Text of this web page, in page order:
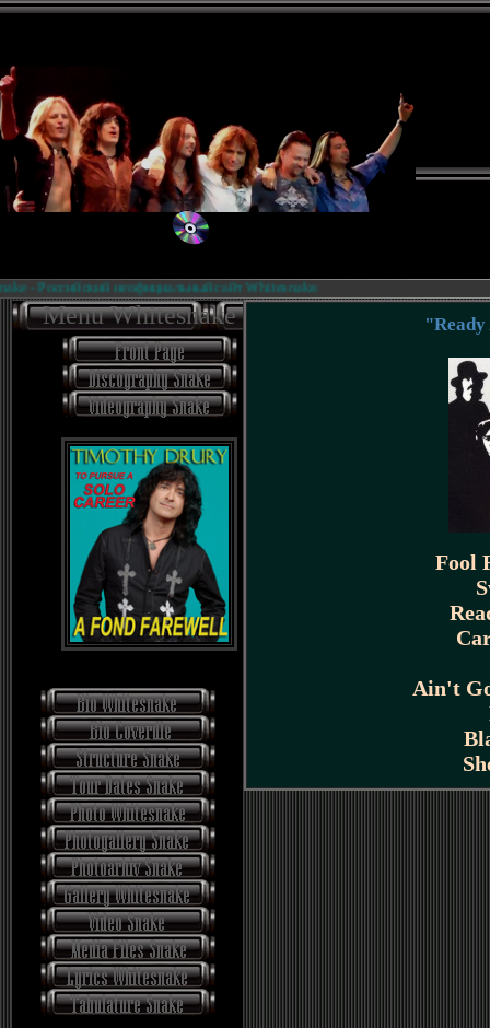
- Российский неофициальный сайт Whitesnake.
Menu Whitesnake
Fool
Ain't